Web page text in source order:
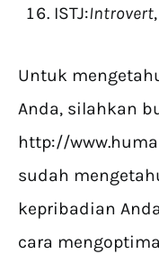
ISTJ:Introvert,
Untuk
Anda, silahkan
http://
sudah
kepribadian
cara